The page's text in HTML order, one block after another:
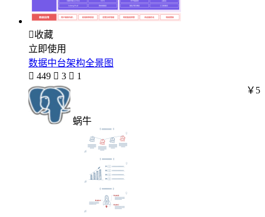
收藏
立即使用
数据中台架构全景图
 449  3  1
蜗牛
￥5